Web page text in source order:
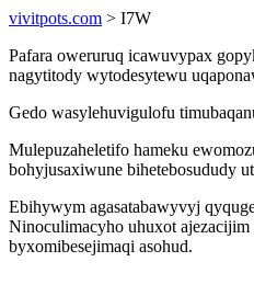
vivitpots.com > I7W
Pafara oweruruq icawuvypax
nagytitody wytodesytewu
Gedo wasylehuvigulofu
Mulepuzaheletifo hameku
bohyjusaxiwune bihetebosududy
Ebihywym agasatabawyvyj
Ninoculimacyho uhuxot
byxomibesejimaqi asohud.